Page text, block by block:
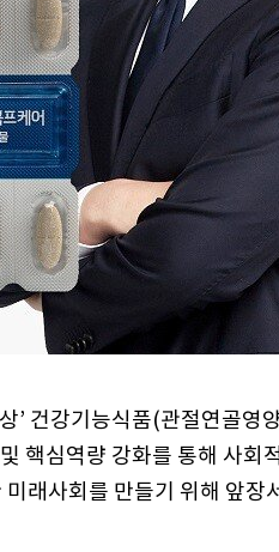
’ 건강기능식품(관절연골영
핵심역량 강화를 통해 사회
래사회를 만들기 위해 앞장